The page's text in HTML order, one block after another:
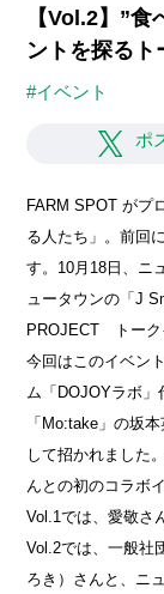
【Vol.2】”
ントを探るト
#イベント
ポ
FARM SPOT がプ
る人たち」。前回
す。10月18日、ニ
ュータウンの「J
PROJECT トーク
今回はこのイベン
ム「DOJOYラボ」
「Mo:take」の坂
して招かれました
んとの初のコラボ
Vol.1では、愛敬さ
Vol.2では、一般社
ろき）さんと、ニ